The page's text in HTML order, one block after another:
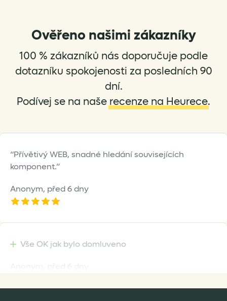
options
may
be
chosen
on
product
options
may
be
chosen
on
product
Ověřeno našimi zákazníky
100 % zákazníků nás doporučuje podle
dotazníku spokojenosti za posledních 90
dní.
Podívej se na naše recenze na Heurece.
Přívětivý WEB, snadné hledání souvisejících
komponent.
Anonym, před 6 dny
Vše OK jak bylo domluveno